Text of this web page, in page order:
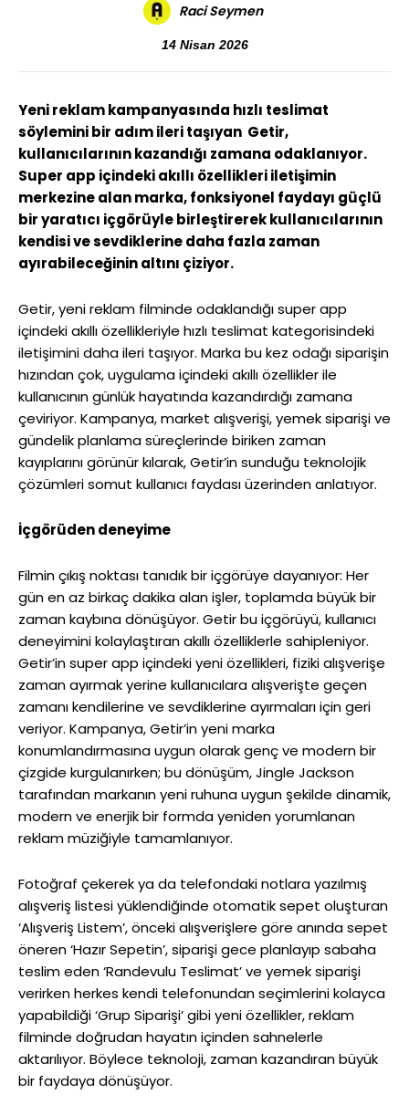
Raci Seymen
14 Nisan 2026
Yeni reklam kampanyasında hızlı teslimat
söylemini bir adım ileri taşıyan Getir,
kullanıcılarının kazandığı zamana odaklanıyor.
Super app içindeki akıllı özellikleri iletişimin
merkezine alan marka, fonksiyonel faydayı güçlü
bir yaratıcı içgörüyle birleştirerek kullanıcılarının
kendisi ve sevdiklerine daha fazla zaman
ayırabileceğinin altını çiziyor.
Getir, yeni reklam filminde odaklandığı super app
içindeki akıllı özellikleriyle hızlı teslimat kategorisindeki
iletişimini daha ileri taşıyor. Marka bu kez odağı siparişin
hızından çok, uygulama içindeki akıllı özellikler ile
kullanıcının günlük hayatında kazandırdığı zamana
çeviriyor. Kampanya, market alışverişi, yemek siparişi ve
gündelik planlama süreçlerinde biriken zaman
kayıplarını görünür kılarak, Getir’in sunduğu teknolojik
çözümleri somut kullanıcı faydası üzerinden anlatıyor.
İçgörüden deneyime
Filmin çıkış noktası tanıdık bir içgörüye dayanıyor: Her
gün en az birkaç dakika alan işler, toplamda büyük bir
zaman kaybına dönüşüyor. Getir bu içgörüyü, kullanıcı
deneyimini kolaylaştıran akıllı özelliklerle sahipleniyor.
Getir’in super app içindeki yeni özellikleri, fiziki alışverişe
zaman ayırmak yerine kullanıcılara alışverişte geçen
zamanı kendilerine ve sevdiklerine ayırmaları için geri
veriyor. Kampanya, Getir’in yeni marka
konumlandırmasına uygun olarak genç ve modern bir
çizgide kurgulanırken; bu dönüşüm, Jingle Jackson
tarafından markanın yeni ruhuna uygun şekilde dinamik,
modern ve enerjik bir formda yeniden yorumlanan
reklam müziğiyle tamamlanıyor.
Fotoğraf çekerek ya da telefondaki notlara yazılmış
alışveriş listesi yüklendiğinde otomatik sepet oluşturan
‘Alışveriş Listem’, önceki alışverişlere göre anında sepet
öneren ‘Hazır Sepetin’, siparişi gece planlayıp sabaha
teslim eden ‘Randevulu Teslimat’ ve yemek siparişi
verirken herkes kendi telefonundan seçimlerini kolayca
yapabildiği ‘Grup Siparişi’ gibi yeni özellikler, reklam
filminde doğrudan hayatın içinden sahnelerle
aktarılıyor. Böylece teknoloji, zaman kazandıran büyük
bir faydaya dönüşüyor.